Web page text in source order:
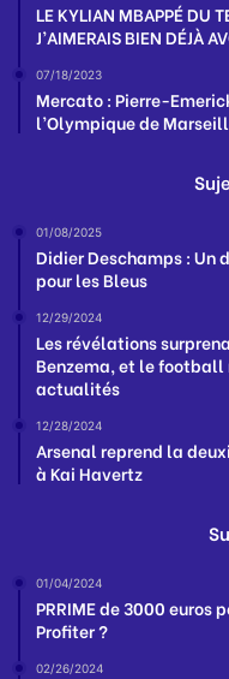
LE KYLIAN MBAPPÉ DU
J’AIMERAIS BIEN DÉJÀ
07/18/2023
Mercato : Pierre-
l’Olympique de
01/08/2025
Didier Deschamps : Un
pour les Bleus
12/29/2024
Les révélations
Benzema, et le
actualités
12/28/2024
Arsenal reprend la
à Kai Havertz
01/04/2024
PRRIME de 3000 euros
Profiter ?
02/26/2024